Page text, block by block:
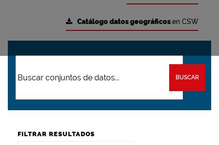
Catálogo datos geográficosen CSW
BUSCAR
FILTRAR RESULTADOS